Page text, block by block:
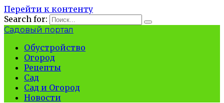
Перейти к контенту
Search for:
Садовый портал
Обустройство
Огород
Рецепты
Сад
Сад и Огород
Новости